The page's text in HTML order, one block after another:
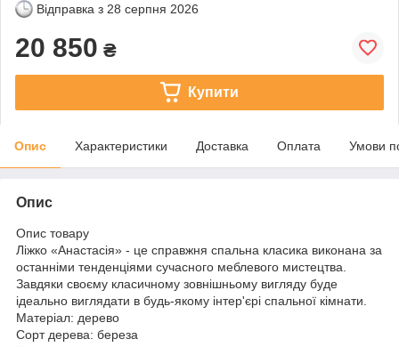
Відправка з 28 серпня 2026
20 850 ₴
Купити
Опис Характеристики Доставка Оплата Умови
Опис
Опис товару
Ліжко «Анастасія» - це справжня спальна класика виконана за
останніми тенденціями сучасного меблевого мистецтва.
Завдяки своєму класичному зовнішньому вигляду буде
ідеально виглядати в будь-якому інтер'єрі спальної кімнати.
Матеріал: дерево
Сорт дерева: береза